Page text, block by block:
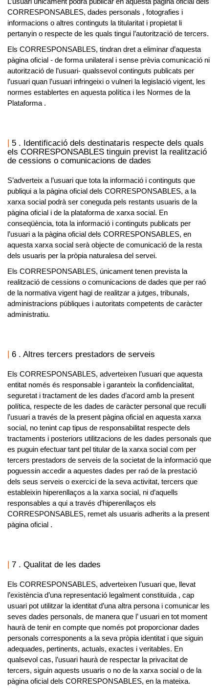
CORRESPONSABLES, dades personals , fotografies i
informacions o altres continguts la titularitat i propietat li
pertanyin o respecte de les quals tingui l’autorització de tercers.
Els CORRESPONSABLES, tindran dret a eliminar d’aquesta
pàgina oficial - de forma unilateral i sense prèvia comunicació ni
autorització de l’usuari- qualssevol continguts publicats per
l’usuari quan l’usuari infringeixi o vulneri la legislació vigent, les
normes establertes en aquesta política i les Normes de la
Plataforma .
5 . Identificació dels destinataris respecte dels quals
els CORRESPONSABLES tinguin previst la realització
de cessions o comunicacions de dades
S’adverteix a l’usuari que tota la informació i continguts que
publiqui a la pàgina oficial dels CORRESPONSABLES, a la
xarxa social podrà ser coneguda pels restants usuaris de la
pàgina oficial i de la plataforma de xarxa social. En
conseqüència, tota la informació i continguts publicats per
l’usuari a la pàgina oficial dels CORRESPONSABLES, en
aquesta xarxa social serà objecte de comunicació de la resta
dels usuaris per la pròpia naturalesa del servei.
Els CORRESPONSABLES, únicament tenen prevista la
realització de cessions o comunicacions de dades que per raó
de la normativa vigent hagi de realitzar a jutges, tribunals,
administracions públiques i autoritats competents de caràcter
administratiu.
6 . Altres tercers prestadors de serveis
Els CORRESPONSABLES, adverteixen l’usuari que aquesta
entitat només és responsable i garanteix la confidencialitat,
seguretat i tractament de les dades d’acord amb la present
política, respecte de les dades de caràcter personal que reculli
l’usuari a través de la present pàgina oficial en aquesta xarxa
social, no tenint cap tipus de responsabilitat respecte dels
tractaments i posteriors utilitzacions de les dades personals que
es puguin efectuar tant pel titular de la xarxa social com per
tercers prestadors de serveis de la societat de la informació que
poguessin accedir a aquestes dades per raó de la prestació
dels seus serveis o exercici de la seva activitat, tercers que
estableixin hiperenllaços a la xarxa social, ni d’aquells
responsables a qui a través d’hiperenllaços els
CORRESPONSABLES, remet als usuaris adherits a la present
pàgina oficial .
7 . Qualitat de les dades
Els CORRESPONSABLES, adverteixen l’usuari que, llevat
l’existència d’una representació legalment constituïda , cap
usuari pot utilitzar la identitat d’una altra persona i comunicar les
seves dades personals, de manera que l’ usuari en tot moment
haurà de tenir en compte que només pot proporcionar dades
personals corresponents a la seva pròpia identitat i que siguin
adequades, pertinents, actuals, exactes i veritables. En
qualsevol cas, l’usuari haurà de respectar la privacitat de
tercers, siguin aquests usuaris o no de la xarxa social o de la
pàgina oficial dels CORRESPONSABLES, en la mateixa.